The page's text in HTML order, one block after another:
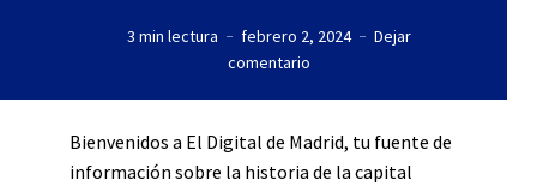
3 min lectura febrero 2, 2024
Dejar
comentario
Bienvenidos a El Digital de Madrid, tu fuente de
información sobre la historia de la capital